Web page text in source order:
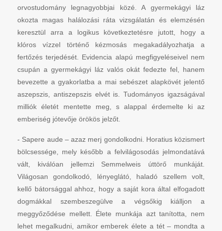
orvostudomány legnagyobbjai közé. A gyermekágyi láz
okozta magas halálozási ráta vizsgálatán és elemzésén
keresztül arra a logikus következtetésre jutott, hogy a
klóros vízzel történő kézmosás megakadályozhatja a
fertőzés terjedését. Evidencia alapú megfigyeléseivel nem
csupán a gyermekágyi láz valós okát fedezte fel, hanem
bevezette a gyakorlatba a mai sebészet alapkövét jelentő
aszepszis, antiszepszis elvét is. Tudományos igazságával
milliók életét mentette meg, s alappal érdemelte ki az
emberiség jótevője örökös jelzőt.
- Sapere aude – azaz merj gondolkodni. Horatius közismert
bölcsessége, mely később a felvilágosodás jelmondatává
vált, kiválóan jellemzi Semmelweis úttörő munkáját.
Világosan gondolkodó, lényeglátó, haladó szellem volt,
kellő bátorsággal ahhoz, hogy a saját kora által elfogadott
dogmákkal szembeszegülve a végsőkig kiálljon a
meggyőződése mellett. Élete munkája azt tanította, nem
lehet megalkudni, amikor emberek élete a tét – mondta a